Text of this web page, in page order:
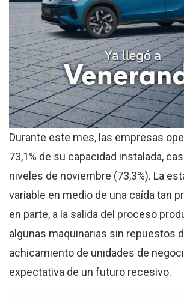
Durante este mes, las empresas
73,1% de su capacidad instalada,
niveles de noviembre (73,3%). La
variable en medio de una caída tan
en parte, a la salida del proceso
algunas maquinarias sin repuestos
achicamiento de unidades de
expectativa de un futuro recesivo.